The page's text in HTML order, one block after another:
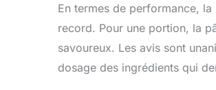
En termes de performance,
record. Pour une portion, la
savoureux. Les avis sont
dosage des ingrédients qui